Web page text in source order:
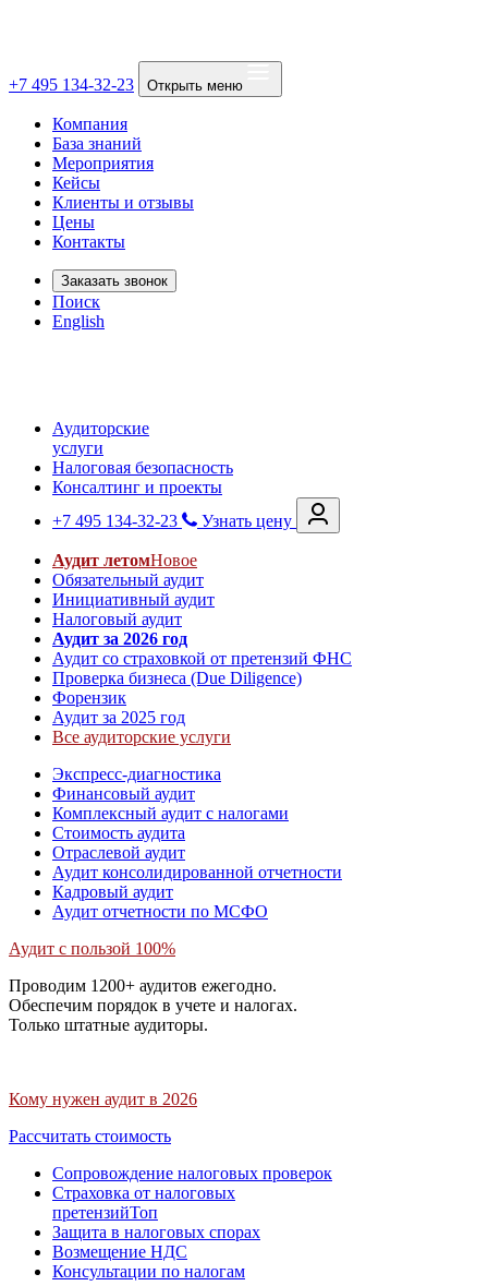
+7 495 134-32-23 Открыть меню
Компания
База знаний
Мероприятия
Кейсы
Клиенты и отзывы
Цены
Контакты
Заказать звонок
Поиск
English
Аудиторские
услуги
Налоговая безопасность
Консалтинг и проекты
+7 495 134-32-23
Узнать цену
Аудит летомНовое
Обязательный аудит
Инициативный аудит
Налоговый аудит
Аудит за 2026 год
Аудит со страховкой от претензий ФНС
Проверка бизнеса (Due Diligence)
Форензик
Аудит за 2025 год
Все аудиторские услуги
Экспресс-диагностика
Финансовый аудит
Комплексный аудит с налогами
Стоимость аудита
Отраслевой аудит
Аудит консолидированной отчетности
Кадровый аудит
Аудит отчетности по МСФО
Аудит с пользой 100%
Проводим 1200+ аудитов ежегодно.
Обеспечим порядок в учете и налогах.
Только штатные аудиторы.
Кому нужен аудит в 2026
Рассчитать стоимость
Сопровождение налоговых проверок
Страховка от налоговых
претензийТоп
Защита в налоговых спорах
Возмещение НДС
Консультации по налогам